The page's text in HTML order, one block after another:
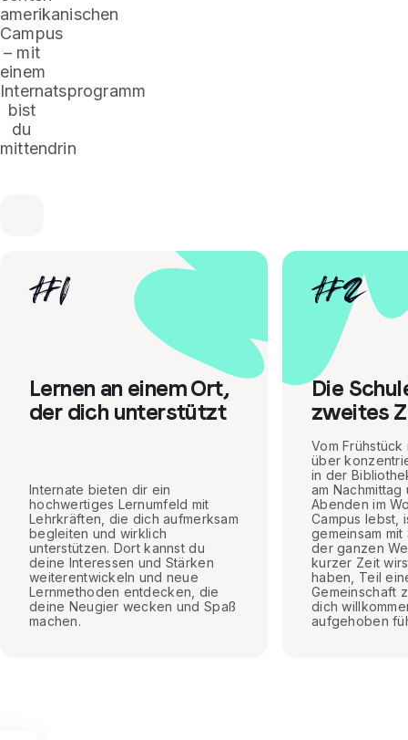
amerikanischen
Campus
– mit
einem
Internatsprogramm
bist
du
mittendrin
#1
Lernen an einem Ort,
der dich unterstützt
Internate bieten dir ein
hochwertiges Lernumfeld mit
Lehrkräften, die dich aufmerksam
begleiten und wirklich
unterstützen. Dort kannst du
deine Interessen und Stärken
weiterentwickeln und neue
Lernmethoden entdecken, die
deine Neugier wecken und Spaß
machen.
#2
Die
zweites
Vom
über
in der
am
Abenden im
Campus lebst,
gemeinsam
der ganzen
kurzer Zeit
haben, Teil
Gemeinschaft
dich
aufgehoben